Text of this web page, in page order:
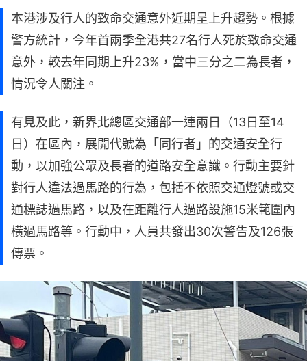
本港涉及行人的致命交通意外近期呈上升趨勢。根據
警方統計，今年首兩季全港共27名行人死於致命交通
意外，較去年同期上升23%，當中三分之二為長者，
情況令人關注。
有見及此，新界北總區交通部一連兩日（13日至14
日）在區內，展開代號為「同行者」的交通安全行
動，以加強公眾及長者的道路安全意識。行動主要針
對行人違法過馬路的行為，包括不依照交通燈號或交
通標誌過馬路，以及在距離行人過路設施15米範圍內
橫過馬路等。行動中，人員共發出30次警告及126張
傳票。